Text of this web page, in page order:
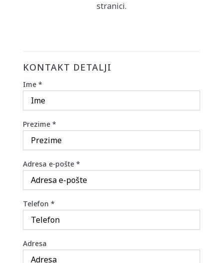
stranici.
KONTAKT DETALJI
Ime *
Prezime *
Adresa e-pošte *
Telefon *
Adresa